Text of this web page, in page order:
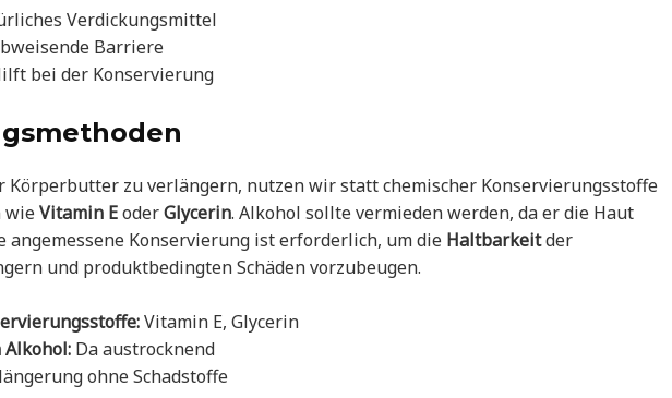
Verdickungsmittel
Barriere
bei der Konservierung
Körperbutter zu verlängern, nutzen wir statt chemischer Konservierungsstoffe
wieVitamin EoderGlycerin. Alkohol sollte vermieden werden, da er die Haut
angemessene Konservierung ist erforderlich, um die Haltbarkeitder
und produktbedingten Schäden vorzubeugen.
Vitamin E, Glycerin
Alkohol: Da austrocknend
ohne Schadstoffe